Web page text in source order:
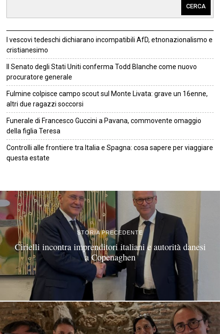
CERCA
I vescovi tedeschi dichiarano incompatibili AfD, etnonazionalismo e
cristianesimo
Il Senato degli Stati Uniti conferma Todd Blanche come nuovo
procuratore generale
Fulmine colpisce campo scout sul Monte Livata: grave un 16enne,
altri due ragazzi soccorsi
Funerale di Francesco Guccini a Pavana, commovente omaggio
della figlia Teresa
Controlli alle frontiere tra Italia e Spagna: cosa sapere per viaggiare
questa estate
STORIA PRECEDENTE
Cirielli incontra imprenditori italiani e autorità danesi
a Copenaghen